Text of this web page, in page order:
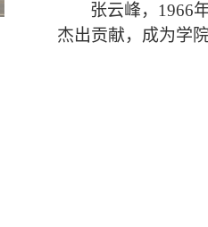
张云峰， 1966
杰出贡献，成为学